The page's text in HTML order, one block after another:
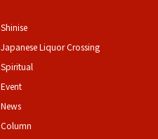
Shinise
Japanese Liquor Crossing
Spiritual
Event
News
Column